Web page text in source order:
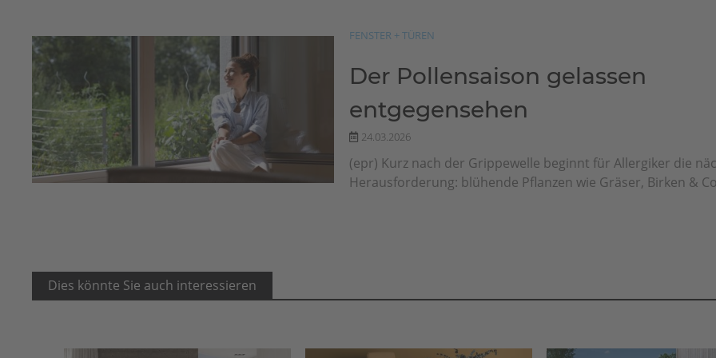
FENSTER + TÜREN
Der Pollensaison gelassen
entgegensehen
24.03.2026
(epr) Kurz nach der Grippewelle beginnt für Allergiker die
Herausforderung: blühende Pflanzen wie Gräser, Birken &
Dies könnte Sie auch interessieren